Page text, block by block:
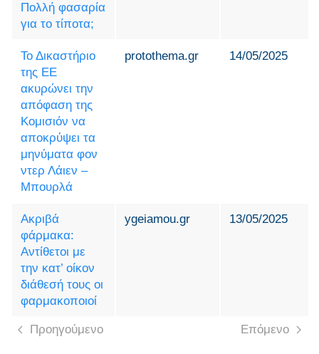
Πολλή φασαρία
για το τίποτα;
Το Δικαστήριο
της ΕΕ
ακυρώνει την
απόφαση της
Κομισιόν να
αποκρύψει τα
μηνύματα φον
ντερ Λάιεν –
Μπουρλά
protothema.gr 14/05/2025
Ακριβά
φάρμακα:
Αντίθετοι με
την κατ’ οίκον
διάθεσή τους οι
φαρμακοποιοί
ygeiamou.gr 13/05/2025
Προηγούμενο Επόμενο